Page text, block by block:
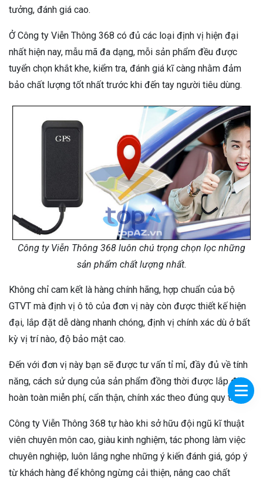
tưởng, đánh giá cao.
Ở Công ty Viễn Thông 368 có đủ các loại định vị hiện đại
nhất hiện nay, mẫu mã đa dạng, mỗi sản phẩm đều được
tuyển chọn khắt khe, kiểm tra, đánh giá kĩ càng nhằm đảm
bảo chất lượng tốt nhất trước khi đến tay người tiêu dùng.
Công ty Viễn Thông 368 luôn chú trọng chọn lọc những
sản phẩm chất lượng nhất.
Không chỉ cam kết là hàng chính hãng, hợp chuẩn của bộ
GTVT mà định vị ô tô của đơn vị này còn được thiết kế hiện
đại, lắp đặt dễ dàng nhanh chóng, định vị chính xác dù ở bất
kỳ vị trí nào, độ bảo mật cao.
Đến với đơn vị này bạn sẽ được tư vấn tỉ mỉ, đầy đủ về tính
năng, cách sử dụng của sản phẩm đồng thời được lắp đặt
hoàn toàn miễn phí, cẩn thận, chính xác theo đúng quy trình.
Công ty Viễn Thông 368 tự hào khi sở hữu đội ngũ kĩ thuật
viên chuyên môn cao, giàu kinh nghiệm, tác phong làm việc
chuyên nghiệp, luôn lắng nghe những ý kiến đánh giá, góp ý
từ khách hàng để không ngừng cải thiện, nâng cao chất